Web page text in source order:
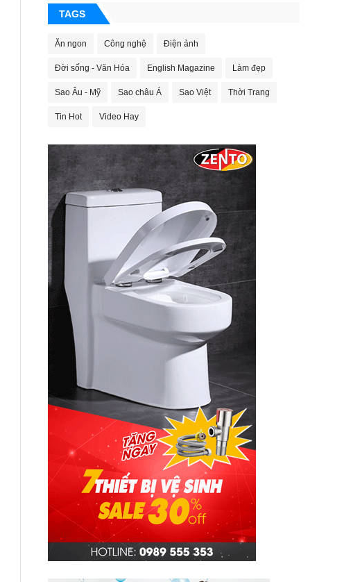
TAGS
Ăn ngon Công nghệ Điện ảnh
Đời sống - Văn Hóa English Magazine Làm đẹp
Sao Âu - Mỹ Sao châu Á Sao Việt Thời Trang
Tin Hot Video Hay